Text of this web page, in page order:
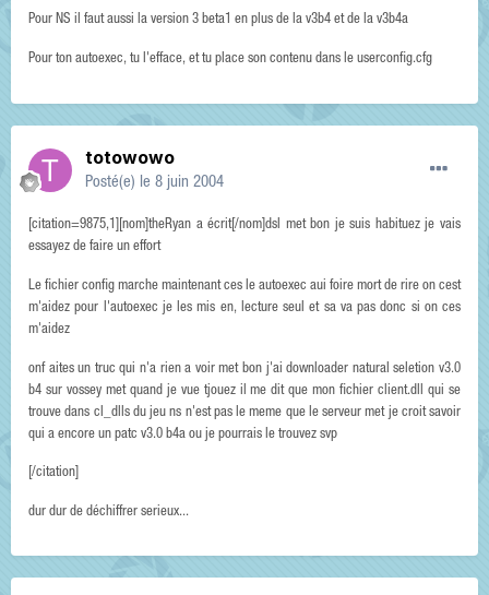
Pour NS il faut aussi la version 3 beta1 en plus de la v3b4 et de la v3b4a
Pour ton autoexec, tu l'efface, et tu place son contenu dans le userconfig.cfg
totowowo
Posté(e) le 8 juin 2004
[citation=9875,1][nom]theRyan a écrit[/nom]dsl met bon je suis habituez je vais
essayez de faire un effort
Le fichier config marche maintenant ces le autoexec aui foire mort de rire on cest
m'aidez pour l'autoexec je les mis en, lecture seul et sa va pas donc si on ces
m'aidez
onf aites un truc qui n'a rien a voir met bon j'ai downloader natural seletion v3.0
b4 sur vossey met quand je vue tjouez il me dit que mon fichier client.dll qui se
trouve dans cl_dlls du jeu ns n'est pas le meme que le serveur met je croit savoir
qui a encore un patc v3.0 b4a ou je pourrais le trouvez svp
[/citation]
dur dur de déchiffrer serieux...